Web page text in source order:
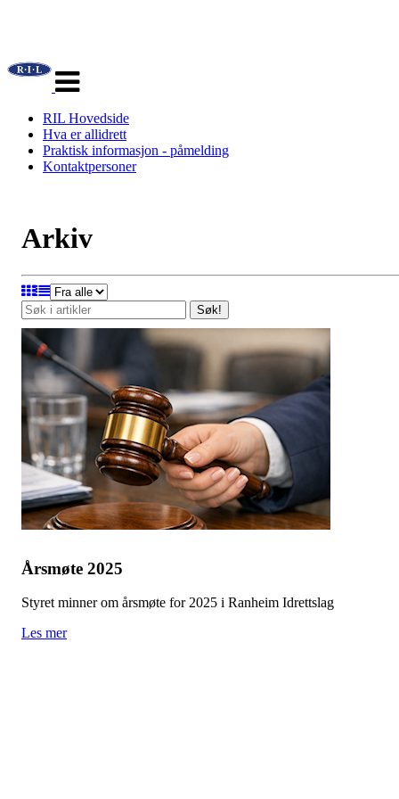
navigasjon
RIL Hovedside
Hva er allidrett
Praktisk informasjon - påmelding
Kontaktpersoner
Arkiv
Søk!
Årsmøte 2025
Styret minner om årsmøte for 2025 i Ranheim Idrettslag
Les mer